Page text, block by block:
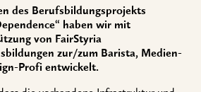
des Berufsbildungsprojekts
haben wir mit
von FairStyria
zur/zum Barista, Medien-
Profi entwickelt.